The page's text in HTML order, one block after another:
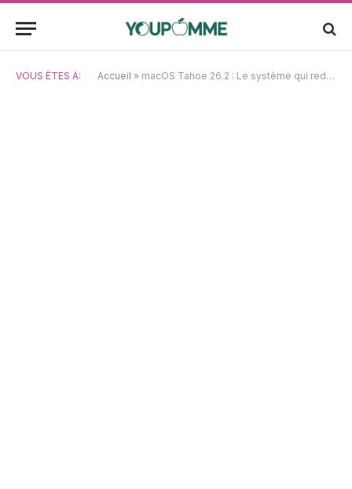
VOUS ÊTES À: Accueil » macOS Tahoe 26.2 : Le système qui redéfinit l’expérience Mac